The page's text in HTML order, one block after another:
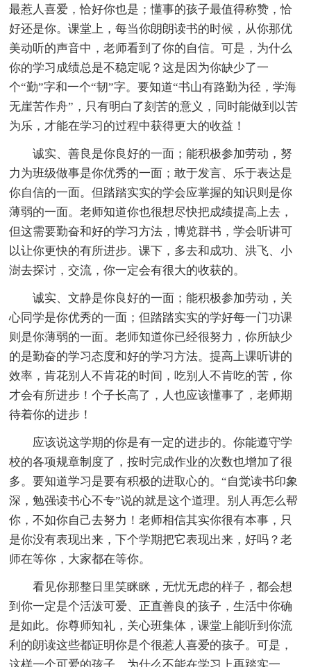
最惹人喜爱，恰好你也是；懂事的孩子最值得称赞，恰
好还是你。课堂上，每当你朗朗读书的时候，从你那优
美动听的声音中，老师看到了你的自信。可是，为什么
你的学习成绩总是不稳定呢？这是因为你缺少了一
个“勤”字和一个“韧”字。要知道“书山有路勤为径，学海
无崖苦作舟”，只有明白了刻苦的意义，同时能做到以苦
为乐，才能在学习的过程中获得更大的收益！
诚实、善良是你良好的一面；能积极参加劳动，努
力为班级做事是你优秀的一面；敢于发言、乐于表达是
你自信的一面。但踏踏实实的学会应掌握的知识则是你
薄弱的一面。老师知道你也很想尽快把成绩提高上去，
但这需要勤奋和好的学习方法，博览群书，学会听讲可
以让你更快的有所进步。课下，多去和成功、洪飞、小
澍去探讨，交流，你一定会有很大的收获的。
诚实、文静是你良好的一面；能积极参加劳动，关
心同学是你优秀的一面；但踏踏实实的学好每一门功课
则是你薄弱的一面。老师知道你已经很努力，你所缺少
的是勤奋的学习态度和好的学习方法。提高上课听讲的
效率，肯花别人不肯花的时间，吃别人不肯吃的苦，你
才会有所进步！个子长高了，人也应该懂事了，老师期
待着你的进步！
应该说这学期的你是有一定的进步的。你能遵守学
校的各项规章制度了，按时完成作业的次数也增加了很
多。要知道学习是要有积极的进取心的。“自觉读书印象
深，勉强读书心不专”说的就是这个道理。别人再怎么帮
你，不如你自己去努力！老师相信其实你很有本事，只
是你没有表现出来，下个学期把它表现出来，好吗？老
师在等你，大家都在等你。
看见你那整日里笑眯眯，无忧无虑的样子，都会想
到你一定是个活泼可爱、正直善良的孩子，生活中你确
是如此。你尊师知礼，关心班集体，课堂上能听到你流
利的朗读这些都证明你是个很惹人喜爱的孩子。可是，